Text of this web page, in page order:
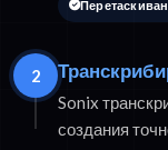
2
Sonix
создания